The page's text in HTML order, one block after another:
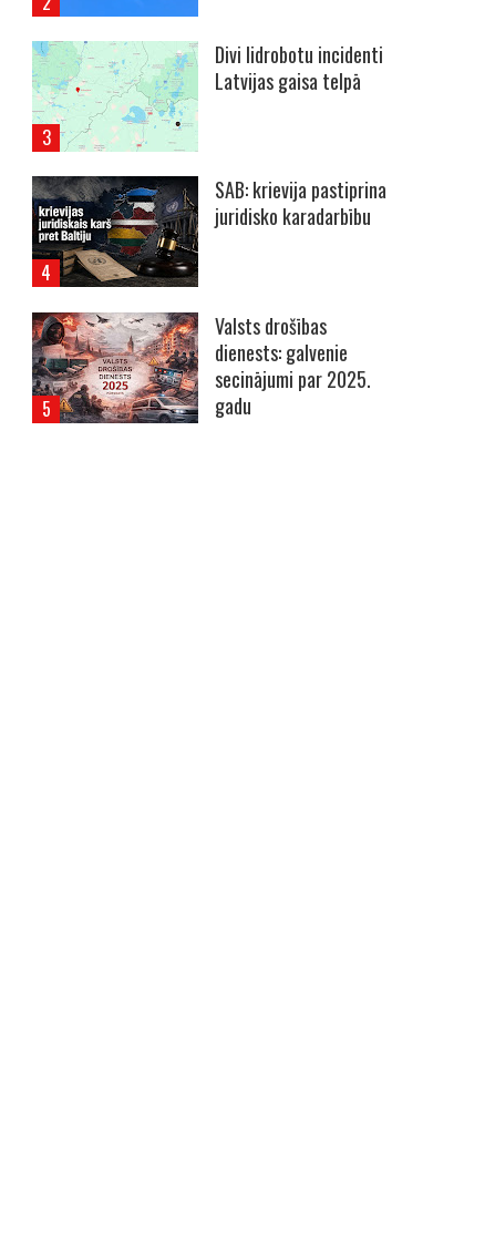
Divi lidrobotu incidenti
Latvijas gaisa telpā
SAB: krievija pastiprina
juridisko karadarbību
Valsts drošības
dienests: galvenie
secinājumi par 2025.
gadu